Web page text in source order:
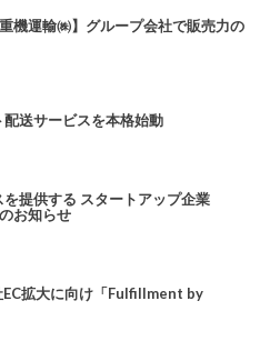
機運輸㈱】グループ会社で販売力の
送サービスを本格始動
を提供する スタートアップ企業
お知らせ
拡大に向け「Fulfillment by